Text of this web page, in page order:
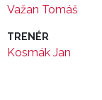
Važan Tomáš
TRENÉR
Kosmák Jan